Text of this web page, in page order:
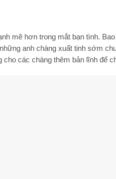
mẽ hơn trong mắt bạn tình.
anh chàng xuất tinh sớm
các chàng thêm bản lĩnh để